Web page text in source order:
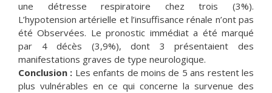
une détresse respiratoire chez trois (3%).
L’hypotension artérielle et l’insuffisance rénale n’ont pas
été Observées. Le pronostic immédiat a été marqué
par 4 décès (3,9%), dont 3 présentaient des
manifestations graves de type neurologique.
Conclusion : Les enfants de moins de 5 ans restent les
plus vulnérables en ce qui concerne la survenue des